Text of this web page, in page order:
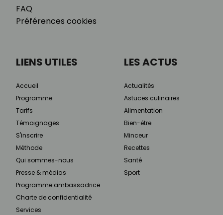
FAQ
Préférences cookies
LIENS UTILES
Accueil
Programme
Tarifs
Témoignages
S'inscrire
Méthode
Qui sommes-nous
Presse & médias
Programme ambassadrice
Charte de confidentialité
Services
LES ACTUS
Actualités
Astuces culinaires
Alimentation
Bien-être
Minceur
Recettes
Santé
Sport